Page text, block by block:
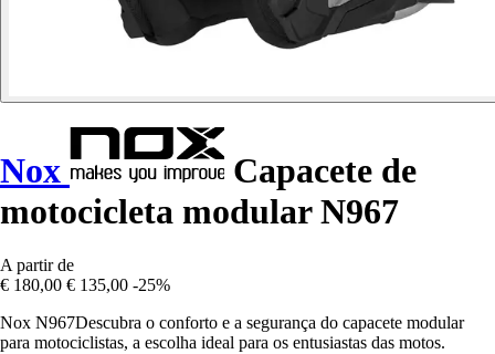
Nox
Capacete de
motocicleta modular N967
A partir de
€ 180,00 € 135,00 -25%
Nox N967Descubra o conforto e a segurança do capacete modular
para motociclistas, a escolha ideal para os entusiastas das motos.